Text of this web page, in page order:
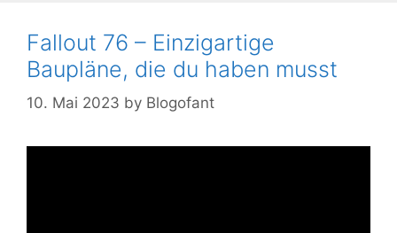
Fallout 76 – Einzigartige
Baupläne, die du haben musst
10. Mai 2023 by Blogofant